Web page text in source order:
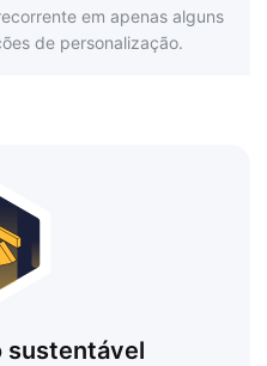
em apenas alguns
de personalização.
sustentável